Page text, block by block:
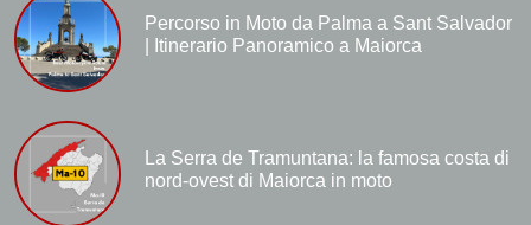
Percorso in Moto da Palma a Sant Salvador
| Itinerario Panoramico a Maiorca
La Serra de Tramuntana: la famosa costa di
nord-ovest di Maiorca in moto